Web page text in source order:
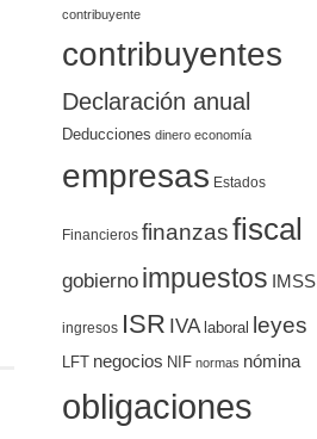
contribuyente
contribuyentes
Declaración anual
Deducciones dinero economía
empresas Estados
Financieros finanzasfiscal
gobierno impuestos IMSS
ingresos ISR IVA laboral leyes
LFT negocios NIF normas nómina
obligaciones